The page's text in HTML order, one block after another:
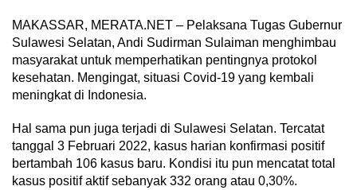
MAKASSAR, MERATA.NET – Pelaksana Tugas Gubernur
Sulawesi Selatan, Andi Sudirman Sulaiman menghimbau
masyarakat untuk memperhatikan pentingnya protokol
kesehatan. Mengingat, situasi Covid-19 yang kembali
meningkat di Indonesia.
Hal sama pun juga terjadi di Sulawesi Selatan. Tercatat
tanggal 3 Februari 2022, kasus harian konfirmasi positif
bertambah 106 kasus baru. Kondisi itu pun mencatat total
kasus positif aktif sebanyak 332 orang atau 0,30%.